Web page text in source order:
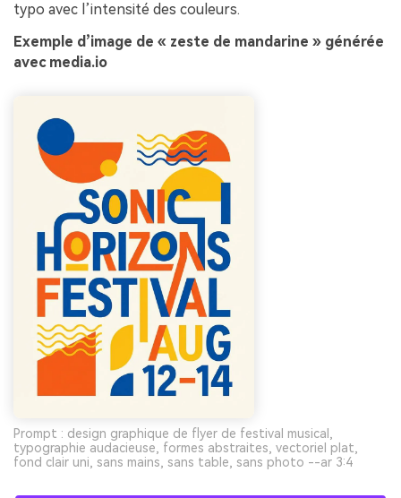
typo avec l’intensité des couleurs.
Exemple d’image de « zeste de mandarine » générée
avec media.io
Prompt : design graphique de flyer de festival musical,
typographie audacieuse, formes abstraites, vectoriel plat,
fond clair uni, sans mains, sans table, sans photo --ar 3:4